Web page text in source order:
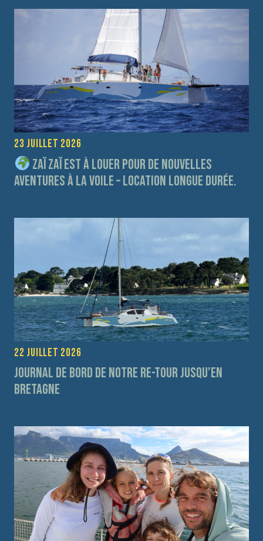
23 juillet 2026
Zaï Zaï est à louer pour de nouvelles
aventures à la voile – Location longue durée.
22 juillet 2026
Journal de bord de notre re-tour jusqu’en
Bretagne